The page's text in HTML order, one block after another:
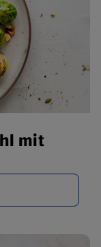
mit